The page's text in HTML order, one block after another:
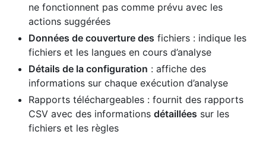
ne fonctionnent pas comme prévu avec les
actions suggérées
Données de couverture des fichiers : indique les
fichiers et les langues en cours d’analyse
Détails de la configuration : affiche des
informations sur chaque exécution d’analyse
Rapports téléchargeables : fournit des rapports
CSV avec des informations détaillées sur les
fichiers et les règles